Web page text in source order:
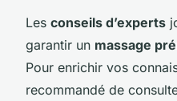
Les conseils d’experts
garantir un massage
Pour enrichir vos
recommandé de